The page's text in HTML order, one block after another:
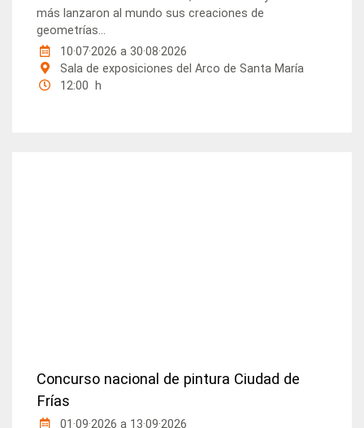
más lanzaron al mundo sus creaciones de
geometrías...
10·07·2026a 30·08·2026
Sala de exposiciones del Arco de Santa María
12:00 h
Concurso nacional de pintura Ciudad de
Frías
01·09·2026a 13·09·2026